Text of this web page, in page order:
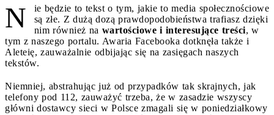
N
ie będzie to tekst o tym, jakie to media społecznościowe
są złe. Z dużą dozą prawdopodobieństwa trafiasz dzięki
nim również na wartościowe i interesujące treści, w
tym z naszego portalu. Awaria Facebooka dotknęła także i
Aleteię, zauważalnie odbijając się na zasięgach naszych
tekstów.
Niemniej, abstrahując już od przypadków tak skrajnych, jak
telefony pod 112, zauważyć trzeba, że w zasadzie wszyscy
główni dostawcy sieci w Polsce zmagali się w poniedziałkowy